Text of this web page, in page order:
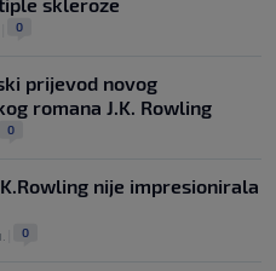
0
prijevod novog
romana J.K. Rowling
0
nije impresionirala
0